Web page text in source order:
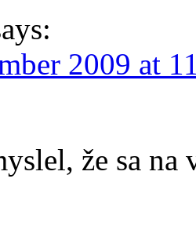
2009 at
že sa